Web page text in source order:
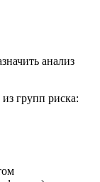
анализ
групп риска: